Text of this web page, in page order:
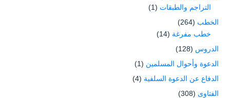
التراجم والطبقات (1)
الخطب (264)
خطب مفرغة (14)
الدروس (128)
الدعوة وأحوال المسلمين (1)
الدفاع عن الدعوة السلفية (4)
الفتاوى (308)